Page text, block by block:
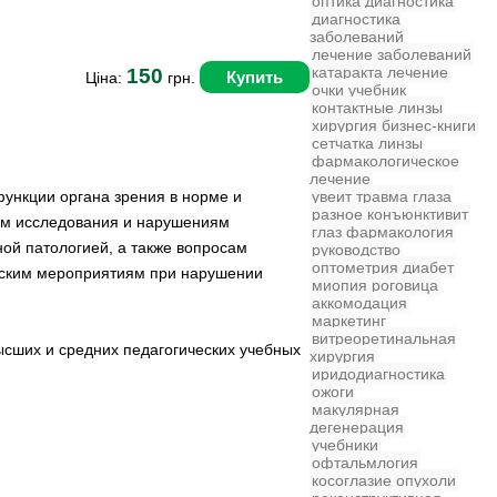
Ціна: 150 грн. Купить
органа зрения в норме и
исследования и нарушениям
патологией, а также вопросам
мероприятиям при нарушении
и средних педагогических учебных
диагностика
заболеваний
лечение заболеваний
катаракта лечение
очки учебник
контактные линзы
хирургия бизнес-книги
сетчатка линзы
фармакологическое
лечение
увеит травма глаза
разное конъюнктивит
глаз фармакология
руководство
оптометрия диабет
миопия роговица
аккомодация
маркетинг
витреоретинальная
хирургия
иридодиагностика
ожоги
макулярная
дегенерация
учебники
офтальмлогия
косоглазие опухоли